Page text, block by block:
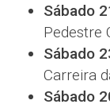
Sábado
Pedestre
Sábado
Carreira
Sábado